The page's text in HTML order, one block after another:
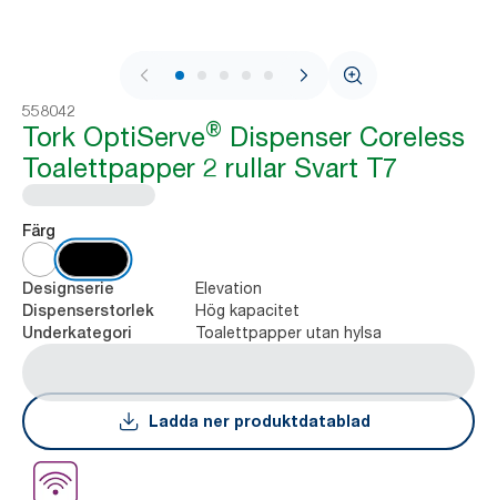
1 / 7
558042
Tork OptiServe® Dispenser Coreless
Toalettpapper 2 rullar Svart T7
Färg
Designserie Elevation
Dispenserstorlek Hög kapacitet
Underkategori Toalettpapper utan hylsa
Ladda ner produktdatablad